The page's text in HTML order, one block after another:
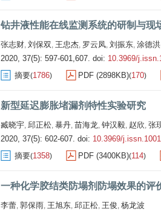
钻井液性能在线监测系统的研制与现
张志财, 刘保双, 王忠杰, 罗云凤, 刘振东, 涂德洪
2020, 37(5): 597-601,607. doi: 10.3969/
摘要(1786) PDF (2898KB)(170)
新型延迟膨胀堵漏剂特性实验研究
臧晓宇, 邱正松, 暴丹, 苗海龙, 钟汉毅, 赵欣, 张
2020, 37(5): 602-607. doi: 10.3969/
摘要(1358) PDF (3400KB)(114)
一种化学胶结类防塌剂防塌效果的评
李蕾, 郭保雨, 王旭东, 邱正松, 王俊, 杨龙波